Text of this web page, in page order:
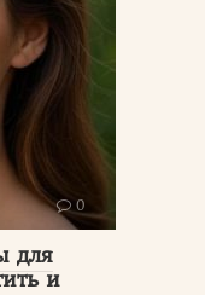
0
для
и